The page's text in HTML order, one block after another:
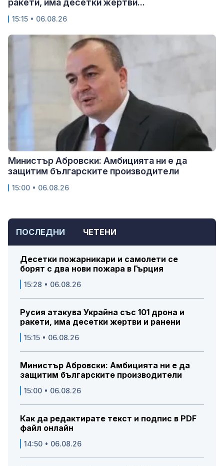
ПОСЛЕДНИ ЧЕТЕНИ
Десетки пожарникари и самолети се
борят с два нови пожара в Гърция
15:28 • 06.08.26
Русия атакува Украйна със 101 дрона и
ракети, има десетки жертви и ранени
15:15 • 06.08.26
Министър Абровски: Амбицията ни е да
защитим българските производители
15:00 • 06.08.26
Как да редактирате текст и подпис в PDF
файл онлайн
14:50 • 06.08.26
ракети, има десетки жертви...
15:15 • 06.08.26
Министър Абровски: Амбицията ни е да
защитим българските производители
15:00 • 06.08.26